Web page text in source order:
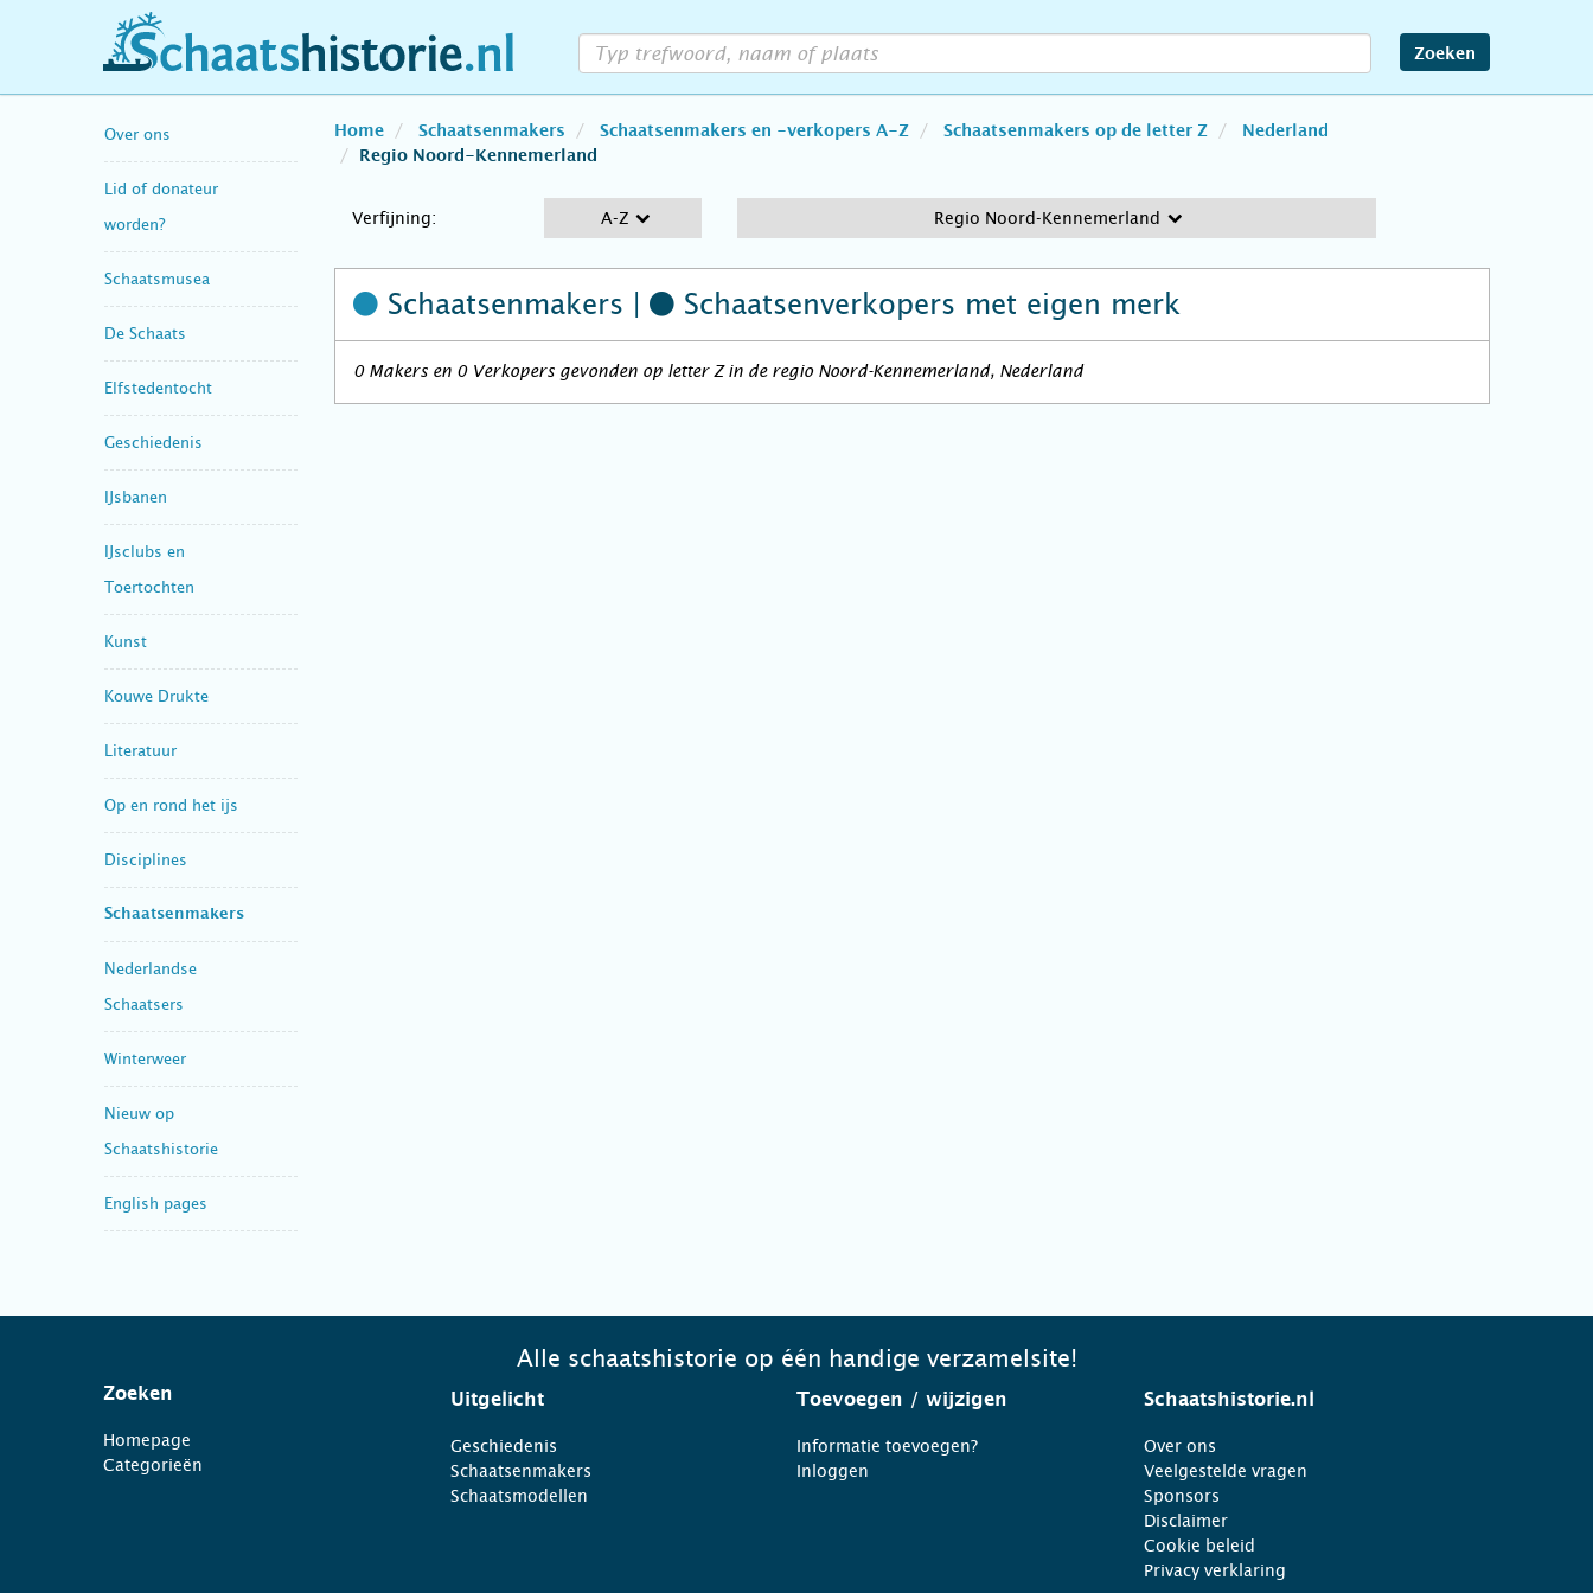
schaatshistorie.nl Zoeken
Over ons
Lid of donateur
worden?
Schaatsmusea
De Schaats
Elfstedentocht
Geschiedenis
IJsbanen
IJsclubs en
Toertochten
Kunst
Kouwe Drukte
Literatuur
Op en rond het ijs
Disciplines
Schaatsenmakers
Nederlandse
Schaatsers
Winterweer
Nieuw op
Schaatshistorie
English pages
Home Schaatsenmakers Schaatsenmakers en -verkopers A-Z Schaatsenmakers op de letter Z
Nederland
Regio Noord-Kennemerland
Verfijning: A-Z Regio Noord-Kennemerland
Schaatsenmakers | Schaatsenverkopers met eigen merk
0 Makers en 0 Verkopers gevonden op letter Z in de regio Noord-Kennemerland, Nederland
Alle schaatshistorie op één handige verzamelsite!
Zoeken
Homepage
Categorieën
Uitgelicht
Geschiedenis
Schaatsenmakers
Schaatsmodellen
Toevoegen / wijzigen
Informatie toevoegen?
Inloggen
Schaatshistorie.nl
Over ons
Veelgestelde vragen
Sponsors
Disclaimer
Cookie beleid
Privacy verklaring